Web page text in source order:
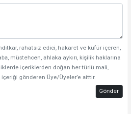
rahatsız edici, hakaret ve küfür içeren,
müstehcen, ahlaka aykırı, kişilik haklarına
içeriklerden doğan her türlü mali,
gönderen Üye/Üyeler’e aittir.
Gönder